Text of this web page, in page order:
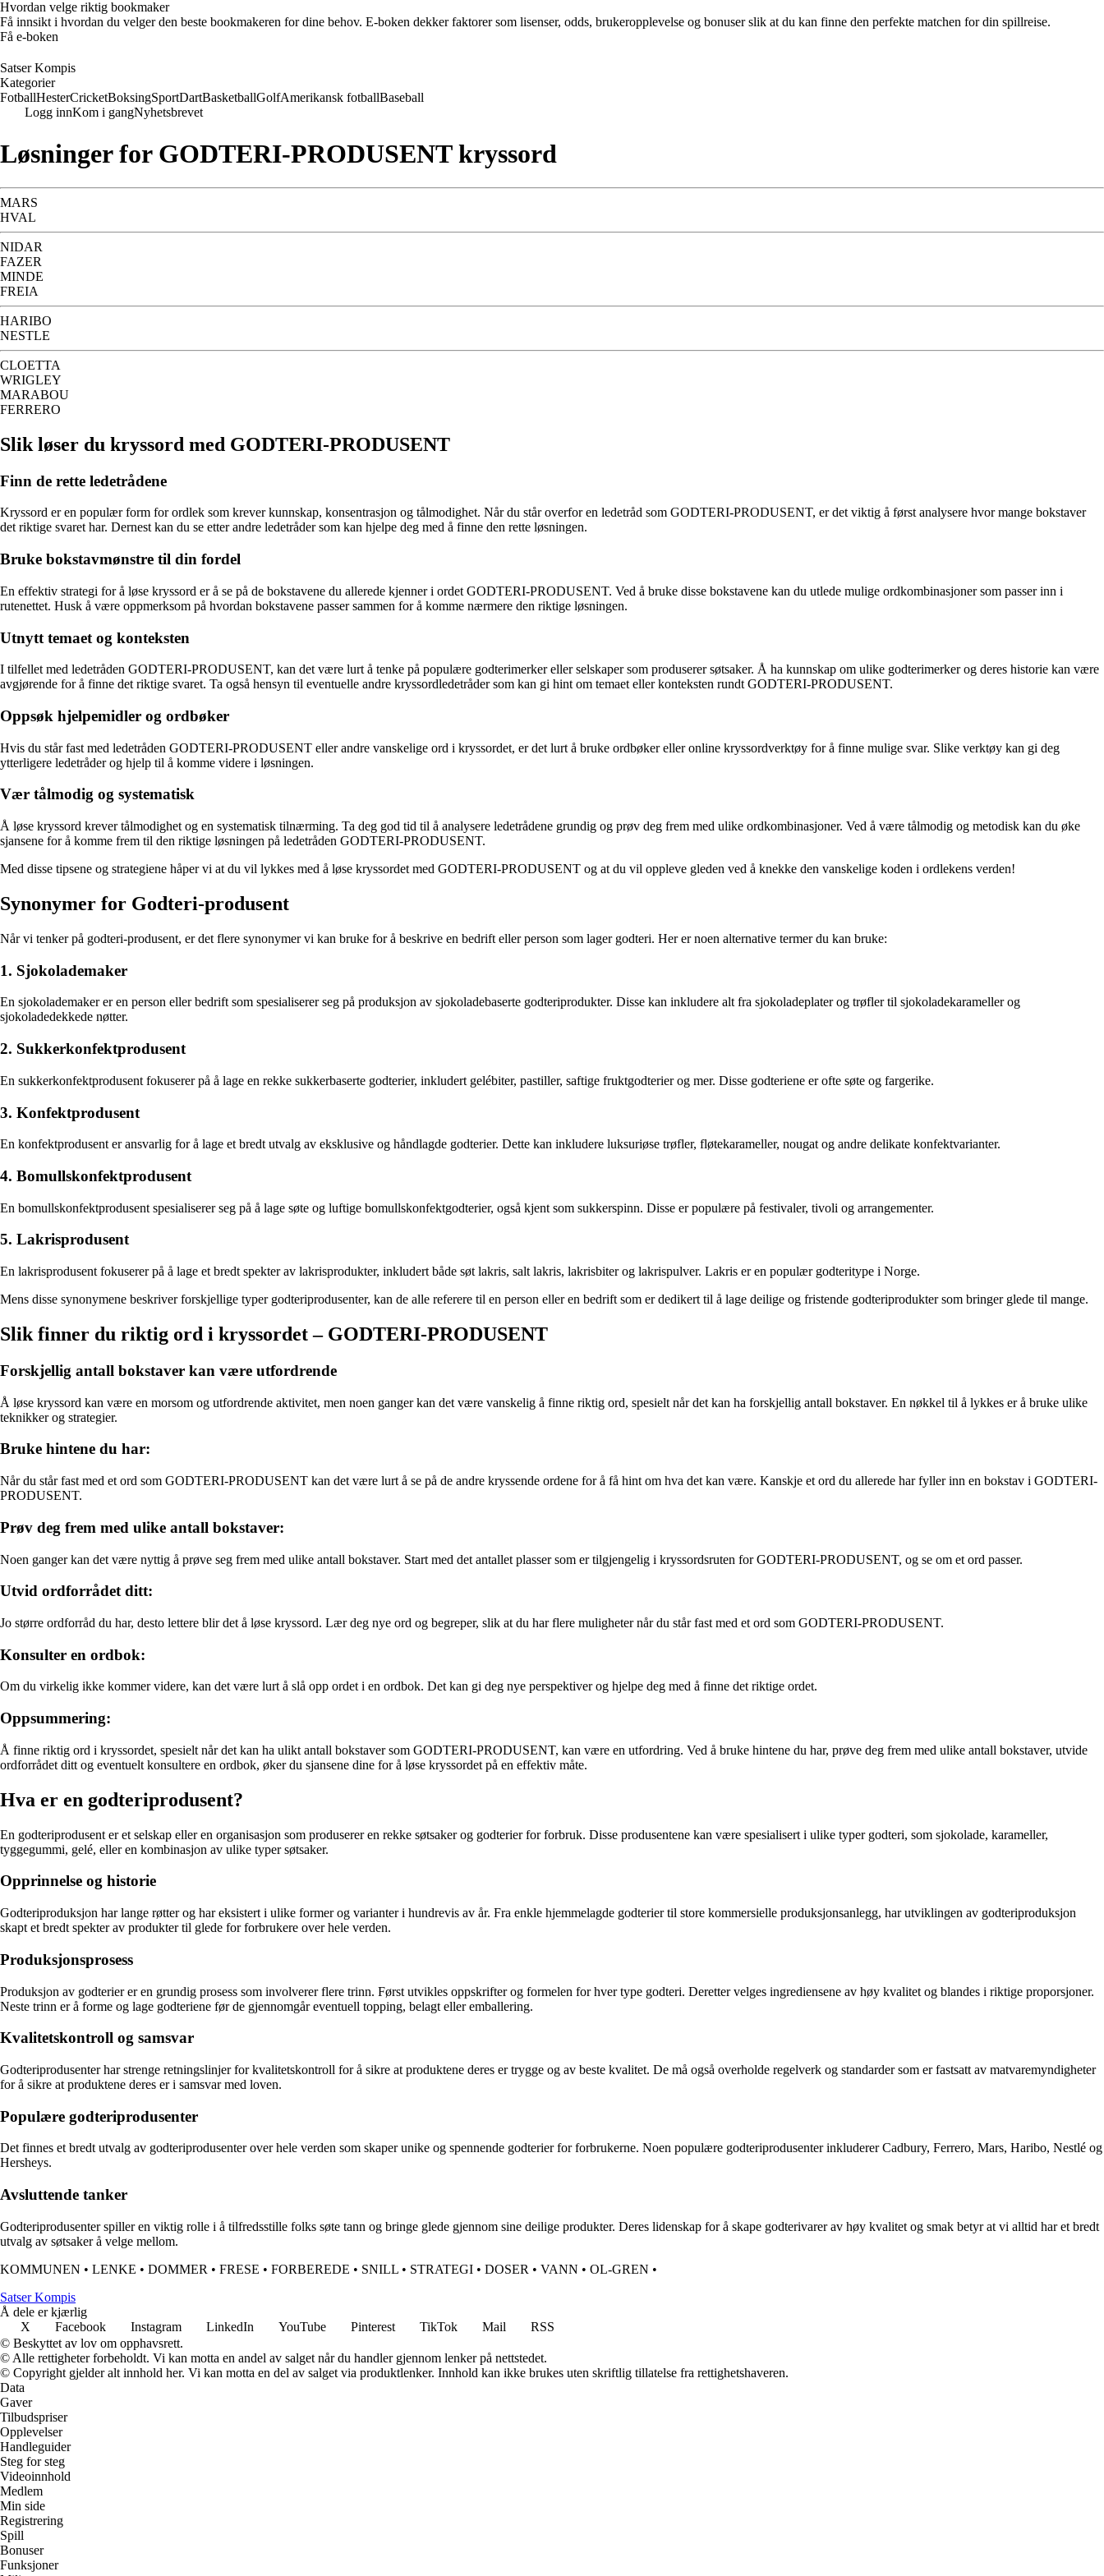
Hvordan velge riktig bookmaker
Få innsikt i hvordan du velger den beste bookmakeren for dine behov. E-boken dekker faktorer som lisenser, odds, brukeropplevelse og bonuser slik at du kan finne den perfekte matchen for din spillreise.
Få e-boken
Satser Kompis
Kategorier
FotballHesterCricketBoksingSportDartBasketballGolfAmerikansk fotballBaseball
Logg innKom i gangNyhetsbrevet
Løsninger for GODTERI-PRODUSENT kryssord
MARS
HVAL
NIDAR
FAZER
MINDE
FREIA
HARIBO
NESTLE
CLOETTA
WRIGLEY
MARABOU
FERRERO
Slik løser du kryssord med GODTERI-PRODUSENT
Finn de rette ledetrådene
Kryssord er en populær form for ordlek som krever kunnskap, konsentrasjon og tålmodighet. Når du står overfor en ledetråd som GODTERI-PRODUSENT, er det viktig å først analysere hvor mange bokstaver
det riktige svaret har. Dernest kan du se etter andre ledetråder som kan hjelpe deg med å finne den rette løsningen.
Bruke bokstavmønstre til din fordel
En effektiv strategi for å løse kryssord er å se på de bokstavene du allerede kjenner i ordet GODTERI-PRODUSENT. Ved å bruke disse bokstavene kan du utlede mulige ordkombinasjoner som passer inn i
rutenettet. Husk å være oppmerksom på hvordan bokstavene passer sammen for å komme nærmere den riktige løsningen.
Utnytt temaet og konteksten
I tilfellet med ledetråden GODTERI-PRODUSENT, kan det være lurt å tenke på populære godterimerker eller selskaper som produserer søtsaker. Å ha kunnskap om ulike godterimerker og deres historie kan være
avgjørende for å finne det riktige svaret. Ta også hensyn til eventuelle andre kryssordledetråder som kan gi hint om temaet eller konteksten rundt GODTERI-PRODUSENT.
Oppsøk hjelpemidler og ordbøker
Hvis du står fast med ledetråden GODTERI-PRODUSENT eller andre vanskelige ord i kryssordet, er det lurt å bruke ordbøker eller online kryssordverktøy for å finne mulige svar. Slike verktøy kan gi deg
ytterligere ledetråder og hjelp til å komme videre i løsningen.
Vær tålmodig og systematisk
Å løse kryssord krever tålmodighet og en systematisk tilnærming. Ta deg god tid til å analysere ledetrådene grundig og prøv deg frem med ulike ordkombinasjoner. Ved å være tålmodig og metodisk kan du øke
sjansene for å komme frem til den riktige løsningen på ledetråden GODTERI-PRODUSENT.
Med disse tipsene og strategiene håper vi at du vil lykkes med å løse kryssordet med GODTERI-PRODUSENT og at du vil oppleve gleden ved å knekke den vanskelige koden i ordlekens verden!
Synonymer for Godteri-produsent
Når vi tenker på godteri-produsent, er det flere synonymer vi kan bruke for å beskrive en bedrift eller person som lager godteri. Her er noen alternative termer du kan bruke:
1. Sjokolademaker
En sjokolademaker er en person eller bedrift som spesialiserer seg på produksjon av sjokoladebaserte godteriprodukter. Disse kan inkludere alt fra sjokoladeplater og trøfler til sjokoladekarameller og
sjokoladedekkede nøtter.
2. Sukkerkonfektprodusent
En sukkerkonfektprodusent fokuserer på å lage en rekke sukkerbaserte godterier, inkludert gelébiter, pastiller, saftige fruktgodterier og mer. Disse godteriene er ofte søte og fargerike.
3. Konfektprodusent
En konfektprodusent er ansvarlig for å lage et bredt utvalg av eksklusive og håndlagde godterier. Dette kan inkludere luksuriøse trøfler, fløtekarameller, nougat og andre delikate konfektvarianter.
4. Bomullskonfektprodusent
En bomullskonfektprodusent spesialiserer seg på å lage søte og luftige bomullskonfektgodterier, også kjent som sukkerspinn. Disse er populære på festivaler, tivoli og arrangementer.
5. Lakrisprodusent
En lakrisprodusent fokuserer på å lage et bredt spekter av lakrisprodukter, inkludert både søt lakris, salt lakris, lakrisbiter og lakrispulver. Lakris er en populær godteritype i Norge.
Mens disse synonymene beskriver forskjellige typer godteriprodusenter, kan de alle referere til en person eller en bedrift som er dedikert til å lage deilige og fristende godteriprodukter som bringer glede til mange.
Slik finner du riktig ord i kryssordet – GODTERI-PRODUSENT
Forskjellig antall bokstaver kan være utfordrende
Å løse kryssord kan være en morsom og utfordrende aktivitet, men noen ganger kan det være vanskelig å finne riktig ord, spesielt når det kan ha forskjellig antall bokstaver. En nøkkel til å lykkes er å bruke ulike
teknikker og strategier.
Bruke hintene du har:
Når du står fast med et ord som GODTERI-PRODUSENT kan det være lurt å se på de andre kryssende ordene for å få hint om hva det kan være. Kanskje et ord du allerede har fyller inn en bokstav i GODTERI-
PRODUSENT.
Prøv deg frem med ulike antall bokstaver:
Noen ganger kan det være nyttig å prøve seg frem med ulike antall bokstaver. Start med det antallet plasser som er tilgjengelig i kryssordsruten for GODTERI-PRODUSENT, og se om et ord passer.
Utvid ordforrådet ditt:
Jo større ordforråd du har, desto lettere blir det å løse kryssord. Lær deg nye ord og begreper, slik at du har flere muligheter når du står fast med et ord som GODTERI-PRODUSENT.
Konsulter en ordbok:
Om du virkelig ikke kommer videre, kan det være lurt å slå opp ordet i en ordbok. Det kan gi deg nye perspektiver og hjelpe deg med å finne det riktige ordet.
Oppsummering:
Å finne riktig ord i kryssordet, spesielt når det kan ha ulikt antall bokstaver som GODTERI-PRODUSENT, kan være en utfordring. Ved å bruke hintene du har, prøve deg frem med ulike antall bokstaver, utvide
ordforrådet ditt og eventuelt konsultere en ordbok, øker du sjansene dine for å løse kryssordet på en effektiv måte.
Hva er en godteriprodusent?
En godteriprodusent er et selskap eller en organisasjon som produserer en rekke søtsaker og godterier for forbruk. Disse produsentene kan være spesialisert i ulike typer godteri, som sjokolade, karameller,
tyggegummi, gelé, eller en kombinasjon av ulike typer søtsaker.
Opprinnelse og historie
Godteriproduksjon har lange røtter og har eksistert i ulike former og varianter i hundrevis av år. Fra enkle hjemmelagde godterier til store kommersielle produksjonsanlegg, har utviklingen av godteriproduksjon
skapt et bredt spekter av produkter til glede for forbrukere over hele verden.
Produksjonsprosess
Produksjon av godterier er en grundig prosess som involverer flere trinn. Først utvikles oppskrifter og formelen for hver type godteri. Deretter velges ingrediensene av høy kvalitet og blandes i riktige proporsjoner.
Neste trinn er å forme og lage godteriene før de gjennomgår eventuell topping, belagt eller emballering.
Kvalitetskontroll og samsvar
Godteriprodusenter har strenge retningslinjer for kvalitetskontroll for å sikre at produktene deres er trygge og av beste kvalitet. De må også overholde regelverk og standarder som er fastsatt av matvaremyndigheter
for å sikre at produktene deres er i samsvar med loven.
Populære godteriprodusenter
Det finnes et bredt utvalg av godteriprodusenter over hele verden som skaper unike og spennende godterier for forbrukerne. Noen populære godteriprodusenter inkluderer Cadbury, Ferrero, Mars, Haribo, Nestlé og
Hersheys.
Avsluttende tanker
Godteriprodusenter spiller en viktig rolle i å tilfredsstille folks søte tann og bringe glede gjennom sine deilige produkter. Deres lidenskap for å skape godterivarer av høy kvalitet og smak betyr at vi alltid har et bredt
utvalg av søtsaker å velge mellom.
KOMMUNEN • LENKE • DOMMER • FRESE • FORBEREDE • SNILL • STRATEGI • DOSER • VANN • OL-GREN •
Satser Kompis
Å dele er kjærlig
X
Facebook Instagram LinkedIn YouTube Pinterest TikTok Mail
RSS
© Beskyttet av lov om opphavsrett.
© Alle rettigheter forbeholdt. Vi kan motta en andel av salget når du handler gjennom lenker på nettstedet.
© Copyright gjelder alt innhold her. Vi kan motta en del av salget via produktlenker. Innhold kan ikke brukes uten skriftlig tillatelse fra rettighetshaveren.
Data
Gaver
Tilbudspriser
Opplevelser
Handleguider
Steg for steg
Videoinnhold
Medlem
Min side
Registrering
Spill
Bonuser
Funksjoner